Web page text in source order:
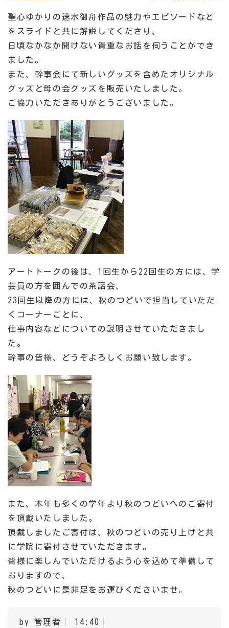
聖心ゆかりの速水御舟作品の魅力やエピソードなど
をスライドと共に解説してくださり、
日頃なかなか聞けない貴重なお話を伺うことができ
ました。
また、幹事会にて新しいグッズを含めたオリジナル
グッズと母の会グッズを販売いたしました。
ご協力いただきありがとうございました。
アートトークの後は、1回生から22回生の方には、学
芸員の方を囲んでの茶話会、
23回生以降の方には、秋のつどいで担当していただ
くコーナーごとに、
仕事内容などについての説明させていただきまし
た。
幹事の皆様、どうぞよろしくお願い致します。
また、本年も多くの学年より秋のつどいへのご寄付
を頂戴いたしました。
頂戴しましたご寄付は、秋のつどいの売り上げと共
に学院に寄付させていただきます。
皆様に楽しんでいただけるよう心を込めて準備して
おりますので、
秋のつどいに是非足をお運びくださいませ。
by 管理者 14:40